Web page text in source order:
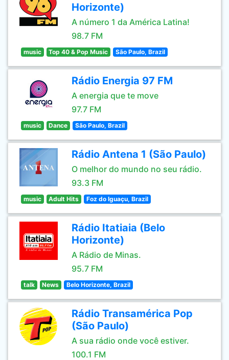
Horizonte)
A número 1 da América Latina!
98.7 FM
music Top 40 & Pop Music São Paulo, Brazil
Rádio Energia 97 FM
A energia que te move
97.7 FM
music Dance São Paulo, Brazil
Rádio Antena 1 (São Paulo)
O melhor do mundo no seu rádio.
93.3 FM
music Adult Hits Foz do Iguaçu, Brazil
Rádio Itatiaia (Belo
Horizonte)
A Rádio de Minas.
95.7 FM
talk News Belo Horizonte, Brazil
Rádio Transamérica Pop
(São Paulo)
A sua rádio onde você estiver.
100.1 FM